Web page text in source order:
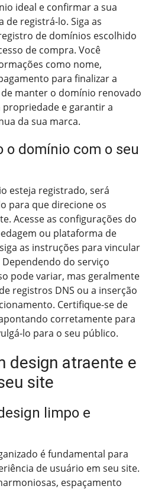
ideal e confirmar a sua
de registrá-lo. Siga as
de domínios escolhido
de compra. Você
como nome,
para finalizar a
manter o domínio renovado
e garantir a
da sua marca.
o domínio com o seu
esteja registrado, será
para que direcione os
Acesse as configurações do
ou plataforma de
as instruções para vincular
do serviço
pode variar, mas geralmente
registros DNS ou a inserção
Certifique-se de
corretamente para
lo para o seu público.
design atraente e
site
limpo e
é fundamental para
de usuário em seu site.
espaçamento